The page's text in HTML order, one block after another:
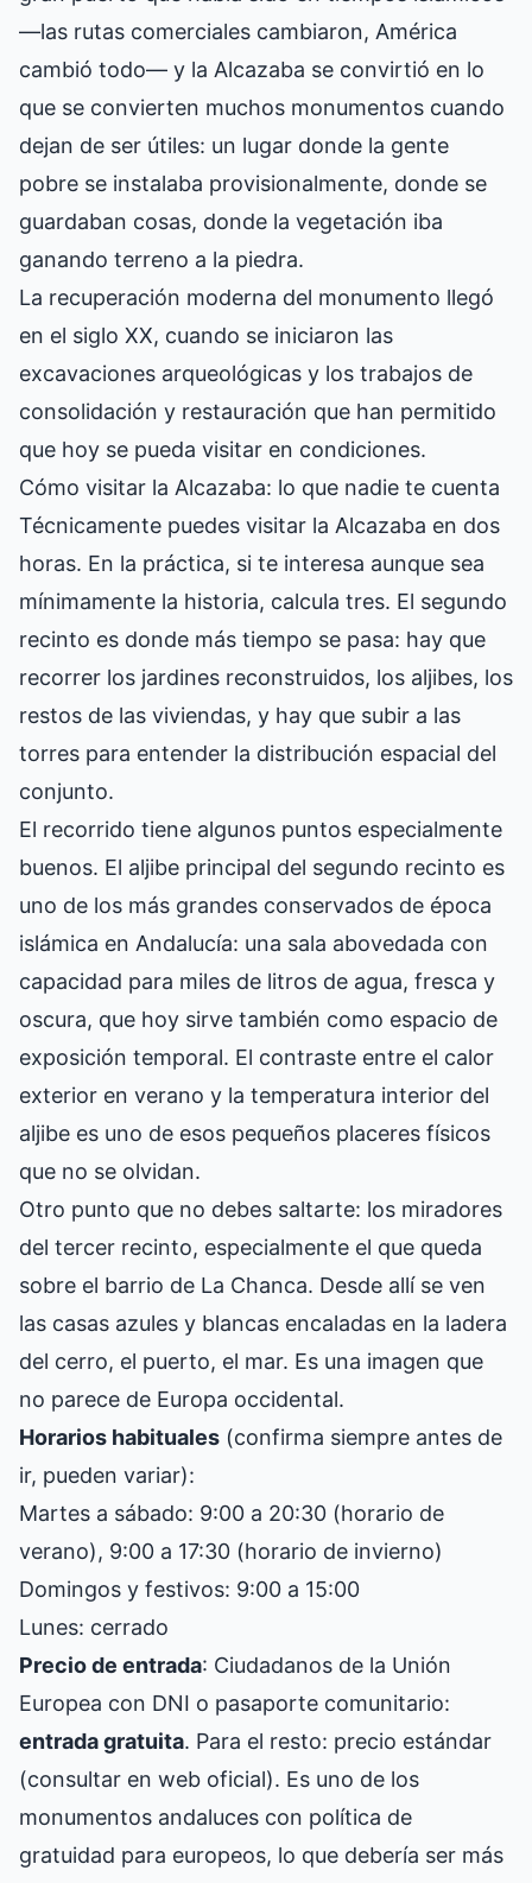
—las rutas comerciales cambiaron, América
cambió todo— y la Alcazaba se convirtió en lo
que se convierten muchos monumentos cuando
dejan de ser útiles: un lugar donde la gente
pobre se instalaba provisionalmente, donde se
guardaban cosas, donde la vegetación iba
ganando terreno a la piedra.
La recuperación moderna del monumento llegó
en el siglo XX, cuando se iniciaron las
excavaciones arqueológicas y los trabajos de
consolidación y restauración que han permitido
que hoy se pueda visitar en condiciones.
Cómo visitar la Alcazaba: lo que nadie te cuenta
Técnicamente puedes visitar la Alcazaba en dos
horas. En la práctica, si te interesa aunque sea
mínimamente la historia, calcula tres. El segundo
recinto es donde más tiempo se pasa: hay que
recorrer los jardines reconstruidos, los aljibes, los
restos de las viviendas, y hay que subir a las
torres para entender la distribución espacial del
conjunto.
El recorrido tiene algunos puntos especialmente
buenos. El aljibe principal del segundo recinto es
uno de los más grandes conservados de época
islámica en Andalucía: una sala abovedada con
capacidad para miles de litros de agua, fresca y
oscura, que hoy sirve también como espacio de
exposición temporal. El contraste entre el calor
exterior en verano y la temperatura interior del
aljibe es uno de esos pequeños placeres físicos
que no se olvidan.
Otro punto que no debes saltarte: los miradores
del tercer recinto, especialmente el que queda
sobre el barrio de La Chanca. Desde allí se ven
las casas azules y blancas encaladas en la ladera
del cerro, el puerto, el mar. Es una imagen que
no parece de Europa occidental.
Horarios habituales (confirma siempre antes de
ir, pueden variar):
Martes a sábado: 9:00 a 20:30 (horario de
verano), 9:00 a 17:30 (horario de invierno)
Domingos y festivos: 9:00 a 15:00
Lunes: cerrado
Precio de entrada: Ciudadanos de la Unión
Europea con DNI o pasaporte comunitario:
entrada gratuita. Para el resto: precio estándar
(consultar en web oficial). Es uno de los
monumentos andaluces con política de
gratuidad para europeos, lo que debería ser más